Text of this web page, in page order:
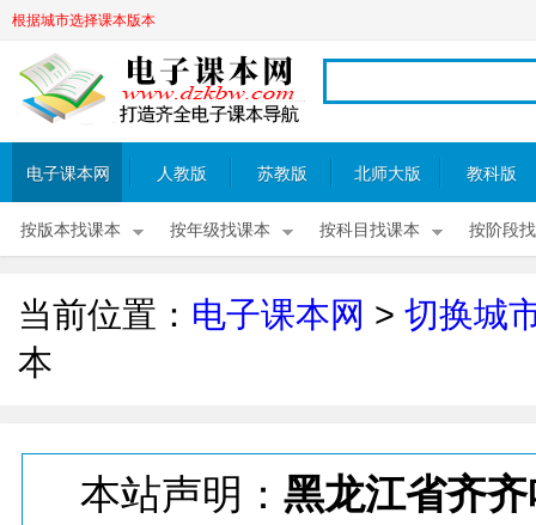
根据城市选择课本版本
电子课本网 人教版 苏教版 北师大版 教科版
按版本找课本 按年级找课本 按科目找课本 按阶段
当前位置： 电子课本网 > 切换城
本
本站声明： 黑龙江省齐